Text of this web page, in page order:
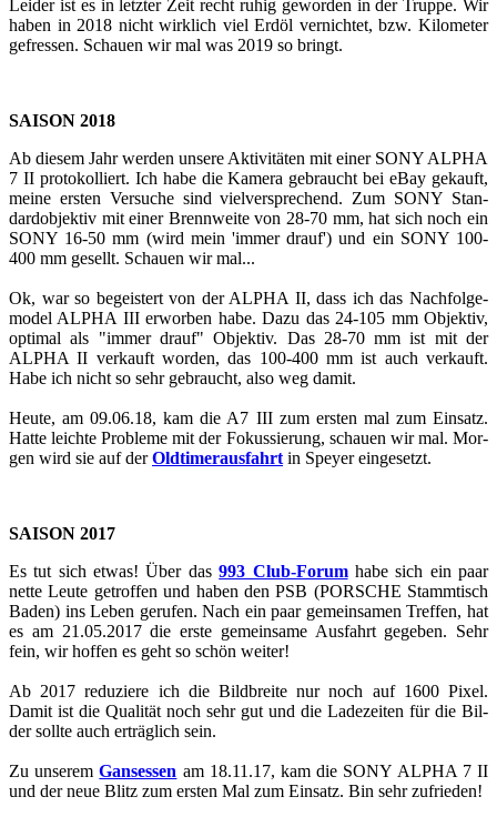
Lei­der ist es in letz­ter Zeit recht ruhig ge­wor­den in der Trup­pe. Wir
haben in 2018 nicht wirk­lich viel Erdöl ver­nich­tet, bzw. Ki­lo­me­ter
ge­fres­sen. Schau­en wir mal was 2019 so bringt.
SAI­SON 2018
Ab die­sem Jahr wer­den un­se­re Ak­ti­vi­tä­ten mit einer SONY ALPHA
7 II pro­to­kol­liert. Ich habe die Ka­me­ra ge­braucht bei eBay ge­kauft,
meine ers­ten Ver­su­che sind viel­ver­spre­chend. Zum SONY Stan­
dard­ob­jek­tiv mit einer Brenn­wei­te von 28-70 mm, hat sich noch ein
SONY 16-50 mm (wird mein 'immer drauf') und ein SONY 100-
400 mm ge­sellt. Schau­en wir mal...
Ok, war so be­geis­tert von der ALPHA II, dass ich das Nach­fol­ge­
mo­del ALPHA III er­wor­ben habe. Dazu das 24-105 mm Ob­jek­tiv,
op­ti­mal als "immer drauf" Ob­jek­tiv. Das 28-70 mm ist mit der
ALPHA II ver­kauft wor­den, das 100-400 mm ist auch ver­kauft.
Habe ich nicht so sehr ge­braucht, also weg damit.
Heute, am 09.06.18, kam die A7 III zum ers­ten mal zum Ein­satz.
Hatte leich­te Pro­ble­me mit der Fo­kus­sie­rung, schau­en wir mal. Mor­
gen wird sie auf derOld­ti­mer­aus­fahrt in Spey­er ein­ge­setzt.
SAI­SON 2017
Es tut sich etwas! Über das993 Club-​​​​​​​​​​​​​​​​​​​​​​​​​​​​​​​​​​​​​​​​​​​​​​​​​​​​​​​​​​​​​​​​​​​​​​​​​​​​​​​​​​​​​​​​​​​​​​​​​​​​​​​Forumhabe sich ein paar
nette Leute ge­trof­fen und haben den PSB (POR­SCHE Stamm­tisch
Baden) ins Leben ge­ru­fen. Nach ein paar ge­mein­sa­men Tref­fen, hat
es am 21.05.2017 die erste ge­mein­sa­me Aus­fahrt ge­ge­ben. Sehr
fein, wir hof­fen es geht so schön wei­ter!
Ab 2017 re­du­zie­re ich die Bild­brei­te nur noch auf 1600 Pixel.
Damit ist die Qua­li­tät noch sehr gut und die La­de­zei­ten für die Bil­
der soll­te auch er­träg­lich sein.
Zu un­se­remGan­ses­sen am 18.11.17, kam die SONY ALPHA 7 II
und der neue Blitz zum ers­ten Mal zum Ein­satz. Bin sehr zu­frie­den!